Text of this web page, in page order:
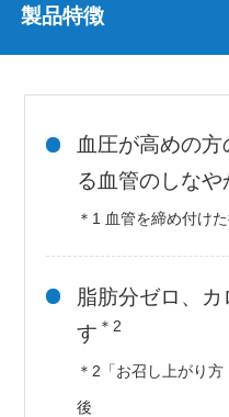
製品特徴
血圧が高めの
る血管のしなや
＊1 血管を締め付け
脂肪分ゼロ、
す ＊2
＊2「お召し上がり
後